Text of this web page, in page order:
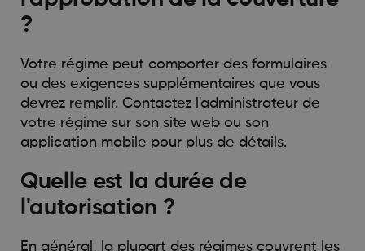
?
Votre régime peut comporter des formulaires
ou des exigences supplémentaires que vous
devrez remplir. Contactez l'administrateur de
votre régime sur son site web ou son
application mobile pour plus de détails.
Quelle est la durée de
l'autorisation ?
En général, la plupart des régimes couvrent les